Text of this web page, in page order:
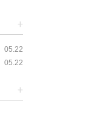
+
05.22
05.22
+